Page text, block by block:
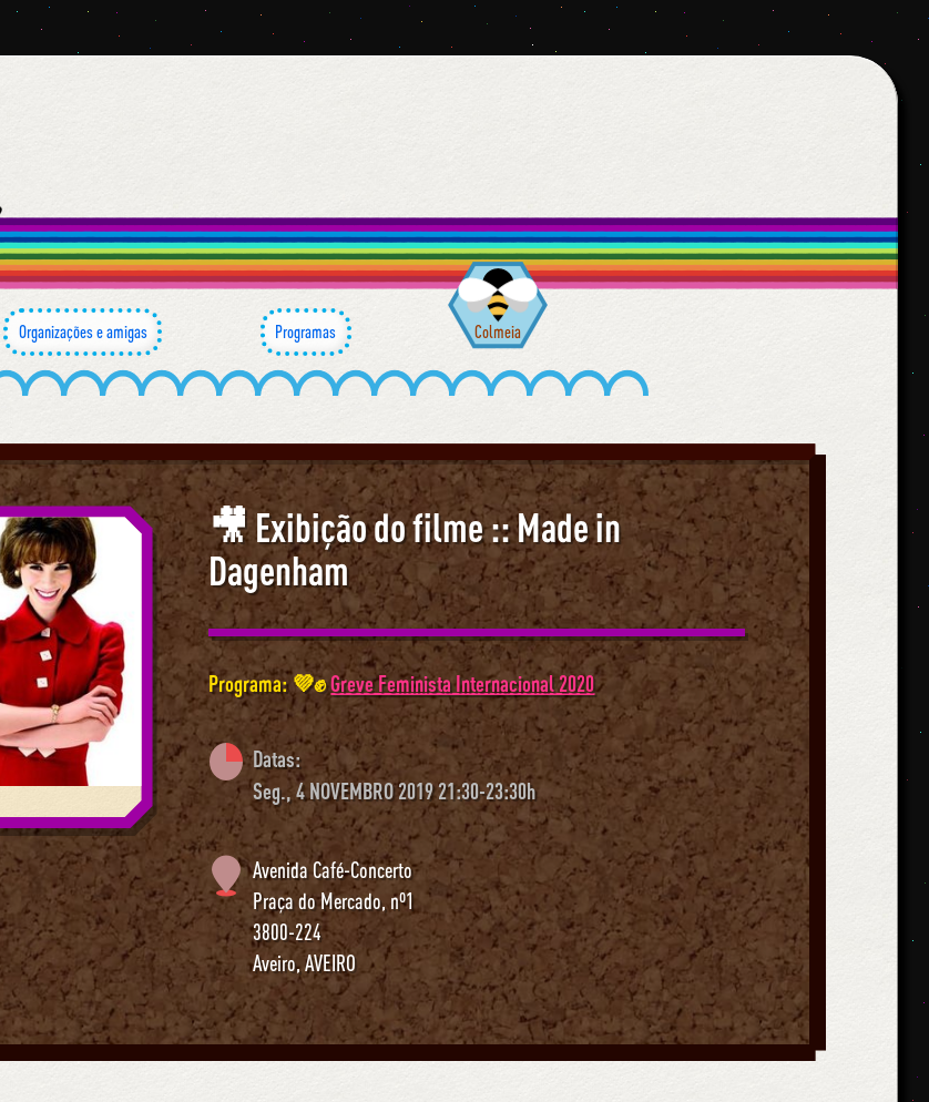
Organizações e amigas Programas Colmeia
🎥 Exibição do filme :: Made in
Dagenham
Programa: 💜✊Greve Feminista Internacional 2020
Datas:
Seg., 4 NOVEMBRO 2019 21:30-23:30h
Avenida Café-Concerto
Praça do Mercado, nº1
3800-224
Aveiro,AVEIRO